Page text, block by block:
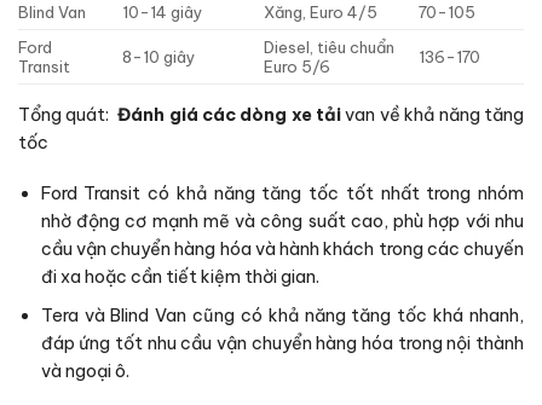
Blind Van 10-14 giây Xăng, Euro 4/5
70-105
Ford
Transit
8-10 giây
Diesel, tiêu chuẩn
Euro 5/6
136-170
Tổng quát:Đánh giá các dòng xe tảivan về khả năng tăng
tốc
Ford Transit có khả năng tăng tốc tốt nhất trong nhóm
nhờ động cơ mạnh mẽ và công suất cao, phù hợp với nhu
cầu vận chuyển hàng hóa và hành khách trong các chuyến
đi xa hoặc cần tiết kiệm thời gian.
Tera và Blind Van cũng có khả năng tăng tốc khá nhanh,
đáp ứng tốt nhu cầu vận chuyển hàng hóa trong nội thành
và ngoại ô.